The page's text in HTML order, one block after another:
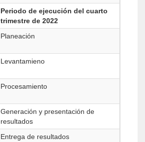
Periodo de ejecución del cuarto
trimestre de 2022
Planeación
Levantamieno
Procesamiento
Generación y presentación de
resultados
Entrega de resultados